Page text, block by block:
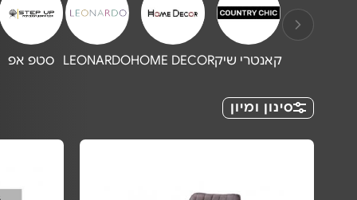
קאנטרי שיקHOME DECOR
LEONARDO סטפ אפ
סינון ומיון